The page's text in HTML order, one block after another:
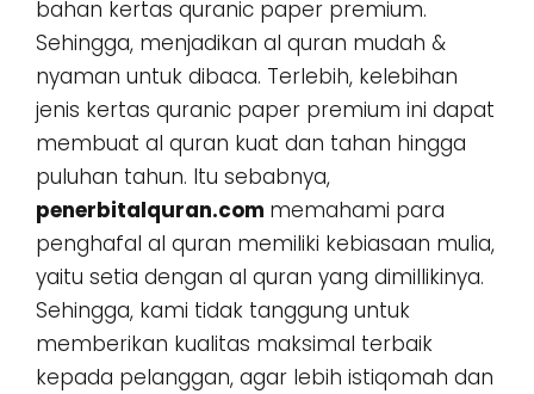
bahan kertas quranic paper premium.
Sehingga, menjadikan al quran mudah &
nyaman untuk dibaca. Terlebih, kelebihan
jenis kertas quranic paper premium ini dapat
membuat al quran kuat dan tahan hingga
puluhan tahun. Itu sebabnya,
penerbitalquran.com memahami para
penghafal al quran memiliki kebiasaan mulia,
yaitu setia dengan al quran yang dimillikinya.
Sehingga, kami tidak tanggung untuk
memberikan kualitas maksimal terbaik
kepada pelanggan, agar lebih istiqomah dan